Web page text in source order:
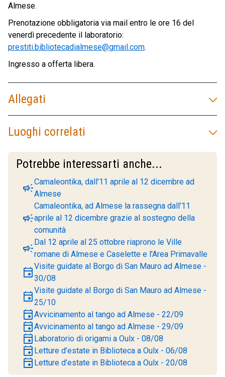
Almese.
Prenotazione obbligatoria via mail entro le ore 16 del
venerdì precedente il laboratorio:
prestiti.bibliotecadialmese@gmail.com.
Ingresso a offerta libera.
Allegati
Luoghi correlati
Potrebbe interessarti anche...
campaignCamaleontika, dall'11 aprile al 12 dicembre ad
Almese
campaign
Camaleontika, ad Almese la rassegna dall'11
aprile al 12 dicembre grazie al sostegno della
comunità
campaignDal 12 aprile al 25 ottobre riaprono le Ville
romane di Almese e Caselette e l'Area Primavalle
eventVisite guidate al Borgo di San Mauro ad Almese -
30/08
eventVisite guidate al Borgo di San Mauro ad Almese -
25/10
eventAvvicinamento al tango ad Almese - 22/09
eventAvvicinamento al tango ad Almese - 29/09
event Laboratorio di origami a Oulx - 08/08
event Letture d’estate in Biblioteca a Oulx - 06/08
event Letture d’estate in Biblioteca a Oulx - 20/08